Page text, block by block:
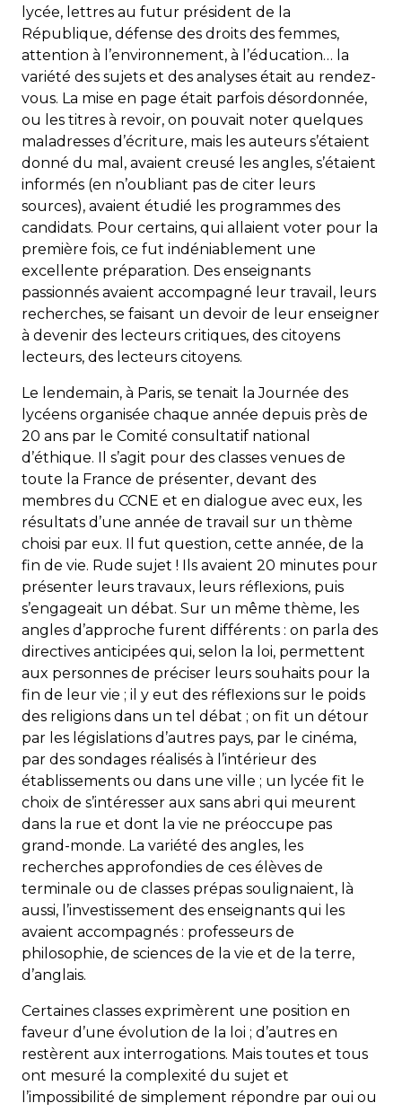
lycée, lettres au futur président de la
République, défense des droits des femmes,
attention à l’environnement, à l’éducation… la
variété des sujets et des analyses était au rendez-
vous. La mise en page était parfois désordonnée,
ou les titres à revoir, on pouvait noter quelques
maladresses d’écriture, mais les auteurs s’étaient
donné du mal, avaient creusé les angles, s’étaient
informés (en n’oubliant pas de citer leurs
sources), avaient étudié les programmes des
candidats. Pour certains, qui allaient voter pour la
première fois, ce fut indéniablement une
excellente préparation. Des enseignants
passionnés avaient accompagné leur travail, leurs
recherches, se faisant un devoir de leur enseigner
à devenir des lecteurs critiques, des citoyens
lecteurs, des lecteurs citoyens.
Le lendemain, à Paris, se tenait la Journée des
lycéens organisée chaque année depuis près de
20 ans par le Comité consultatif national
d’éthique. Il s’agit pour des classes venues de
toute la France de présenter, devant des
membres du CCNE et en dialogue avec eux, les
résultats d’une année de travail sur un thème
choisi par eux. Il fut question, cette année, de la
fin de vie. Rude sujet ! Ils avaient 20 minutes pour
présenter leurs travaux, leurs réflexions, puis
s’engageait un débat. Sur un même thème, les
angles d’approche furent différents : on parla des
directives anticipées qui, selon la loi, permettent
aux personnes de préciser leurs souhaits pour la
fin de leur vie ; il y eut des réflexions sur le poids
des religions dans un tel débat ; on fit un détour
par les législations d’autres pays, par le cinéma,
par des sondages réalisés à l’intérieur des
établissements ou dans une ville ; un lycée fit le
choix de s’intéresser aux sans abri qui meurent
dans la rue et dont la vie ne préoccupe pas
grand-monde. La variété des angles, les
recherches approfondies de ces élèves de
terminale ou de classes prépas soulignaient, là
aussi, l’investissement des enseignants qui les
avaient accompagnés : professeurs de
philosophie, de sciences de la vie et de la terre,
d’anglais.
Certaines classes exprimèrent une position en
faveur d’une évolution de la loi ; d’autres en
restèrent aux interrogations. Mais toutes et tous
ont mesuré la complexité du sujet et
l’impossibilité de simplement répondre par oui ou